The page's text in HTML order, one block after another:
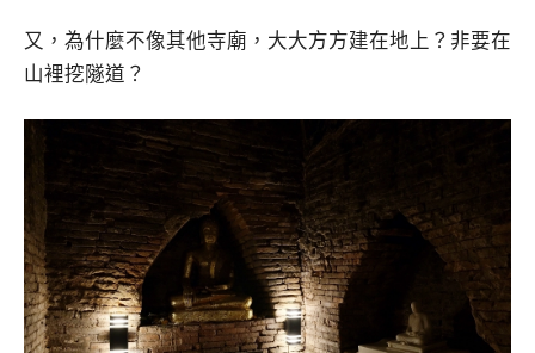
又，為什麼不像其他寺廟，大大方方建在地上？非要在
山裡挖隧道？